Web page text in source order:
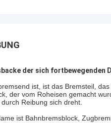
der sich fortbewegenden
ist, ist das Bremsteil,
der vom Roheisen gemacht
Reibung sich dreht.
ist Bahnbremsblock,